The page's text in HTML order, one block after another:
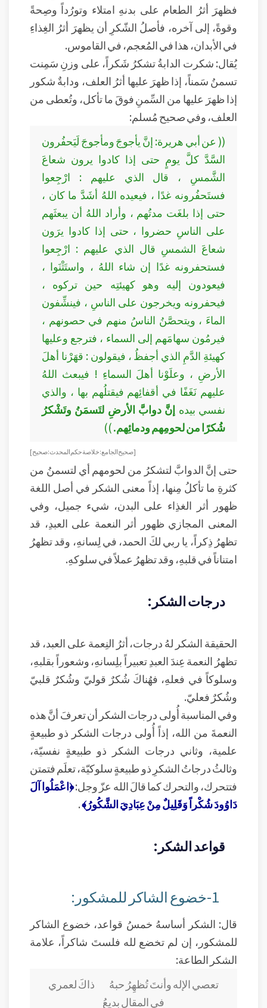
فظهرَ أثرُ الطعام على بدنهِ امتلاء وتورُداً وصِحةً
وقوةً، إلى آخره، فأصلُ الشّكرِ أن يظهرَ أثرُ الغِذاءِ
في الأبدان، هذا في المُعجم، في القاموس.
يُقال: شكرت الدابةُ تشكرُ شَكراً، على وزنِ سَمِنت
تسمنُ سَمناً، إذا ظهرَ عليها أثرُ العلف، ودابةٌ شكور
إذا ظهرَ عليها من السِّمنِ فوقَ ما تأكل، وتُعطى من
العلف، وفي صحيح مُسلم:
(( عن أبي هريرة: إنَّ يأجوجَ ومأجوجَ لَيَحفُرون
السَّدَّ كلَّ يومٍ حتى إذا كادوا يرون شعاعَ
الشَّمسِ ، قال الذي عليهم : ارْجِعوا
فستَحفُرونه غدًا ، فيعيده اللهُ أشَدَّ ما كان ،
حتى إذا بلغَت مدتُهم ، وأراد اللهُ أن يبعثَهم
على الناسِ حضروا ، حتى إذا كادوا يرَون
شعاعَ الشمسِ قال الذي عليهم : ارْجِعوا
فستحفرونه غدًا إن شاء اللهُ ، واستَثْنَوا ،
فيعودون إليه وهو كهيئتِه حين تركوه ،
فيحفرونه ويخرجون على الناسِ ، فينشِّفون
الماءَ ، ويتحصَّنُ الناسُ منهم في حصونهم ،
فيرمُون سهامَهم إلى السماء ، فترجع وعليها
كهيئةِ الدَّمِ الذي أجفظُ ، فيقولون : قهَرْنا أهلَ
الأرضِ ، وعلَوْنا أهلَ السماءِ ! فيبعث اللهُ
عليهم نَغَفًا في أقفائِهم فيقتلُهم بها ، والذي
نفسي بيده إنَّ دوابَّ الأرضِ لتَسمَنُ وتَشْكرُ
شُكرًا من لحومِهم ودمائِهم.))
[ صحيح الجامع: خلاصة حكم المحدث : صحيح ]
حتى إنَّ الدوابَّ لتشكرُ من لحومهم أي لتسمنُ من
كثرةِ ما تأكلُ مِنها، إذاً معنى الشكر في أصل اللغة
ظهور أثر الغذِاء على البدن، شيء جميل، وفي
المعنى المجازي ظهور أثر النعمة على العبدِ، قد
تظهرُ ذِكراً، يا ربي لكَ الحمد، في لِسانهِ، وقد تظهرُ
امتناناً في قلبهِ، وقد تظهرُ عملاً في سلوكهِ.
درجات الشكر:
الحقيقة الشكر لهُ درجات، أثرُ النِعمة على العبد، قد
تظهرُ النعمة عِندَ العبدِ تعبيراً بلِسانهِ، وشعوراً بقلبهِ،
وسلوكاً في فعلهِ، فهُناكَ شُكرٌ قوليّ وشُكرٌ قلبيّ
وشُكرٌ فعليّ.
وفي المناسبة أُولى درجات الشكر أن تعرفَ أنَّ هذه
النعمةَ من الله، إذاً أُولى درجات الشكر ذو طبيعةٍ
علمية، وثاني درجات الشكر ذو طبيعةٍ نفسيّة،
وثالثُ درجاتُ الشكرِ ذو طبيعةٍ سلوكيّة، تعلَم فتمتن
فتتحرك، والتحرك كما قالَ الله عزّ وجل:﴿اعْمَلُوا آلَ
دَاوُودَ شُكْراً وَقَلِيلٌ مِنْ عِبَادِيَ الشَّكُورُ﴾.
قواعد الشكر:
1-خضوع الشاكر للمشكور:
قال: الشكر أساسهُ خمسُ قواعد، خضوع الشاكر
للمشكور، إن لم تخضع لله فلستَ شاكراً، علامة
الشكر الطاعة:
تعصي الإله وأنتَ تُظهِرُ حبهُ ذاكَ لعمري
في المقال بديعُ